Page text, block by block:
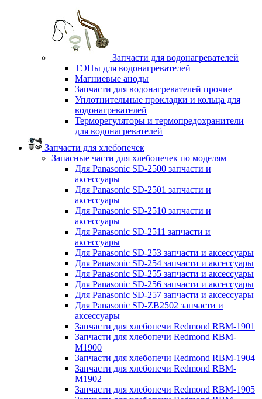
Запчасти для водонагревателей
ТЭНы для водонагревателей
Магниевые аноды
Запчасти для водонагревателей прочие
Уплотнительные прокладки и кольца для
водонагревателей
Терморегуляторы и термопредохранители
для водонагревателей
Запчасти для хлебопечек
Запасные части для хлебопечек по моделям
Для Panasonic SD-2500 запчасти и
аксессуары
Для Panasonic SD-2501 запчасти и
аксессуары
Для Panasonic SD-2510 запчасти и
аксессуары
Для Panasonic SD-2511 запчасти и
аксессуары
Для Panasonic SD-253 запчасти и аксессуары
Для Panasonic SD-254 запчасти и аксессуары
Для Panasonic SD-255 запчасти и аксессуары
Для Panasonic SD-256 запчасти и аксессуары
Для Panasonic SD-257 запчасти и аксессуары
Для Panasonic SD-ZB2502 запчасти и
аксессуары
Запчасти для хлебопечи Redmond RBM-1901
Запчасти для хлебопечи Redmond RBM-
M1900
Запчасти для хлебопечи Redmond RBM-1904
Запчасти для хлебопечи Redmond RBM-
M1902
Запчасти для хлебопечи Redmond RBM-1905